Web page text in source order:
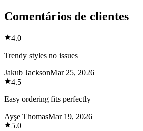
Comentários de clientes
4.0
Trendy styles no issues
Jakub JacksonMar 25, 2026
4.5
Easy ordering fits perfectly
Ayşe ThomasMar 19, 2026
5.0